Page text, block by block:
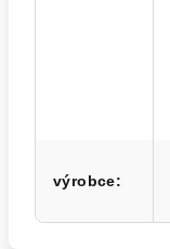
výrobce: